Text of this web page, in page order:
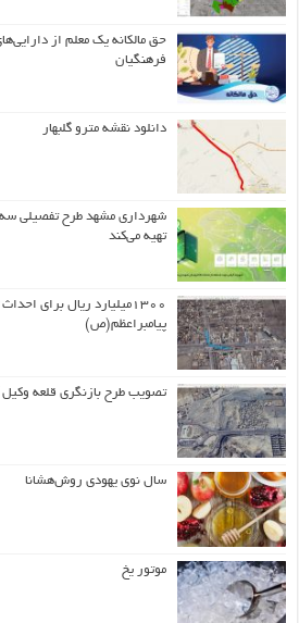
حق مالکانه یک معلم از
فرهنگیان
دانلود نقشه مترو گلبهار
شهرداری مشهد طرح تفصیلی
تهیه می‌کند
۱۳۰۰میلیارد ریال برای
پیامبراعظم(ص)
تصویب طرح بازنگری قلعه وکیل
سال نوی یهودی روش‌هشانا
موتور یخ